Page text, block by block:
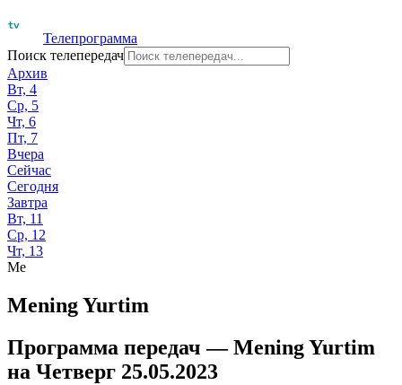
Телепрограмма
Поиск телепередач
Архив
Вт, 4
Ср, 5
Чт, 6
Пт, 7
Вчера
Сейчас
Сегодня
Завтра
Вт, 11
Ср, 12
Чт, 13
Me
Mening Yurtim
Программа передач —Mening Yurtim
на Четверг 25.05.2023